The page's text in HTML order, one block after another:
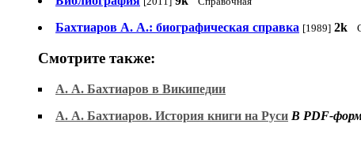
Бахтиаров А. А.: биографическая справка [1989] 2k
Смотрите также:
А. А. Бахтиаров в Википедии
А. А. Бахтиаров. История книги на Руси В PDF-